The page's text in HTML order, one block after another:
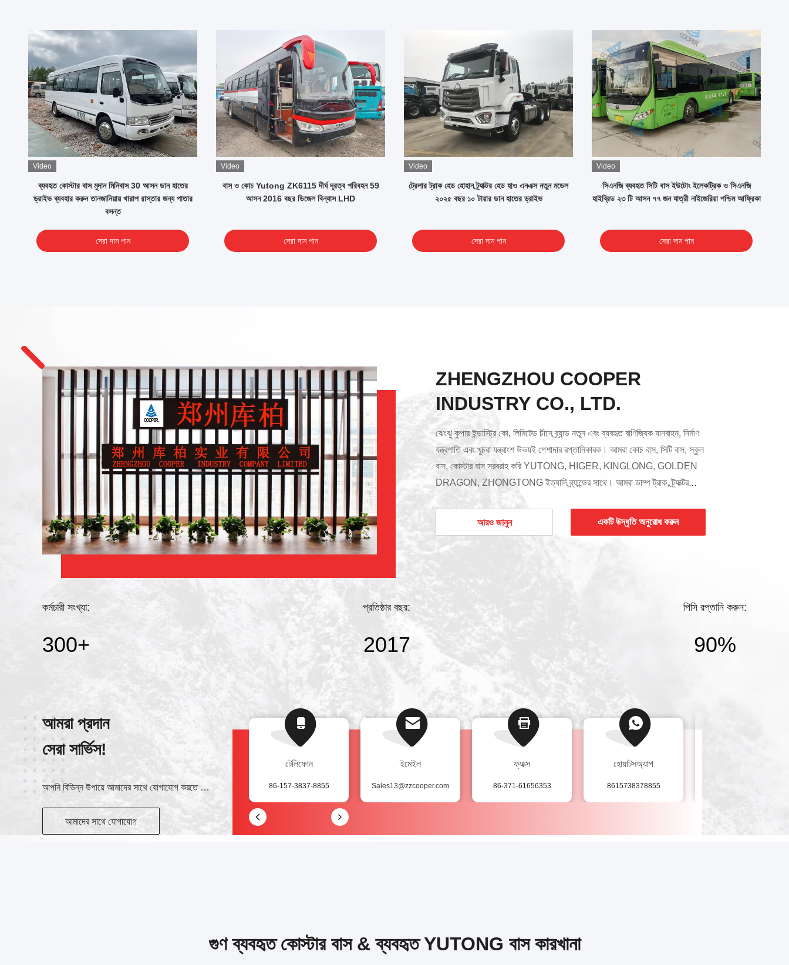
Video
ব্যবহৃত কোস্টার বাস মুদান মিনিবাস 30 আসন ডান হাতের
ড্রাইভ ব্যবহার করুন তানজানিয়ায় খারাপ রাস্তার জন্য পাতার
বসন্ত
সেরা দাম পান
Video
বাস ও কোচ Yutong ZK6115 দীর্ঘ দূরত্ব পরিবহন 59
আসন 2016 বছর ডিজেল বিন্যাস LHD
সেরা দাম পান
Video
ট্রেলার ট্রাক হেড হোহান ট্র্যাক্টর হেড হাও এনএক্স নতুন মডেল
২০২৫ বছর ১০ টায়ার ডান হাতের ড্রাইভ
সেরা দাম পান
Video
সিএনজি ব্যবহৃত সিটি বাস ইউটোং ইলেকট্রিক ও সিএনজি
হাইব্রিড ২৩ টি আসন ৭৭ জন যাত্রী নাইজেরিয়া পশ্চিম আফ্রিকা
সেরা দাম পান
ZHENGZHOU COOPER
INDUSTRY CO., LTD.
ঝেংঝু কুপার ইন্ডাস্ট্রি কো, লিমিটেড চীনে ব্র্যান্ড নতুন এবং ব্যবহৃত বাণিজ্যিক যানবাহন, নির্মাণ
যন্ত্রপাতি এবং খুচরা যন্ত্রাংশ উভয়ই পেশাদার রপ্তানিকারক। আমরা কোচ বাস, সিটি বাস, স্কুল
বাস, কোস্টার বাস সরবরাহ করি YUTONG, HIGER, KINGLONG, GOLDEN
DRAGON, ZHONGTONG ইত্যাদি ব্র্যান্ডের সাথে। আমরা ডাম্প ট্রাক, ট্র্যাক্টর
টাক,ডংফং এর মত ব্র্যান্ডের বিশেষ উদ্দেশ্য ট্রাক, সিনোট্রাক হুও, শ্যাকম্যান, বিইবেন, হুয়ালিং
এবং অন্যান্য। সানি, জুমলিয়ন, কমাতসু, ক্যাটারপিলার, কোবেলকো ইত্যাদির মতো ব্র্যান্ডের
আরও জানুন একটি উদ্ধৃতি অনুরোধ করুন
কর্মচারী সংখ্যা:
300+
প্রতিষ্ঠার বছর:
2017
পিসি রপ্তানি করুন:
90%
আমরা প্রদান
সেরা সার্ভিস!
আপনি বিভিন্ন উপায়ে আমাদের সাথে যোগাযোগ করতে পারেন
আমাদের সাথে যোগাযোগ
ওয়েচ্যাট
+8615738378855
টেলিফোন
86-157-3837-8855
ইমেইল
Sales13@zzcooper.com
ফ্যাক্স
86-371-61656353
হোয়াটসঅ্যাপ
8615738378855
গুণ ব্যবহৃত কোস্টার বাস & ব্যবহৃত YUTONG বাস কারখানা